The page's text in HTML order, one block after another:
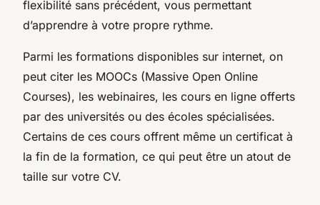
flexibilité sans précédent, vous permettant
d’apprendre à votre propre rythme.
Parmi les formations disponibles sur internet, on
peut citer les MOOCs (Massive Open Online
Courses), les webinaires, les cours en ligne offerts
par des universités ou des écoles spécialisées.
Certains de ces cours offrent même un certificat à
la fin de la formation, ce qui peut être un atout de
taille sur votre CV.